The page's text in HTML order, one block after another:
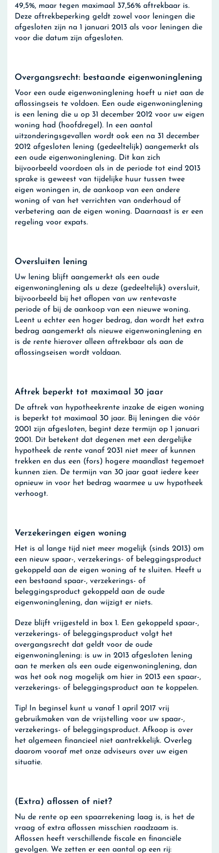
49,5%, maar tegen maximaal 37,56% aftrekbaar is.
Deze aftrekbeperking geldt zowel voor leningen die
afgesloten zijn na 1 januari 2013 als voor leningen die
voor die datum zijn afgesloten.
Overgangsrecht: bestaande eigenwoninglening
Voor een oude eigenwoninglening hoeft u niet aan de
aflossingseis te voldoen. Een oude eigenwoninglening
is een lening die u op 31 december 2012 voor uw eigen
woning had (hoofdregel). In een aantal
uitzonderingsgevallen wordt ook een na 31 december
2012 afgesloten lening (gedeeltelijk) aangemerkt als
een oude eigenwoninglening. Dit kan zich
bijvoorbeeld voordoen als in de periode tot eind 2013
sprake is geweest van tijdelijke huur tussen twee
eigen woningen in, de aankoop van een andere
woning of van het verrichten van onderhoud of
verbetering aan de eigen woning. Daarnaast is er een
regeling voor expats.
Oversluiten lening
Uw lening blijft aangemerkt als een oude
eigenwoninglening als u deze (gedeeltelijk) oversluit,
bijvoorbeeld bij het aflopen van uw rentevaste
periode of bij de aankoop van een nieuwe woning.
Leent u echter een hoger bedrag, dan wordt het extra
bedrag aangemerkt als nieuwe eigenwoninglening en
is de rente hierover alleen aftrekbaar als aan de
aflossingseisen wordt voldaan.
Aftrek beperkt tot maximaal 30 jaar
De aftrek van hypotheekrente inzake de eigen woning
is beperkt tot maximaal 30 jaar. Bij leningen die vóór
2001 zijn afgesloten, begint deze termijn op 1 januari
2001. Dit betekent dat degenen met een dergelijke
hypotheek de rente vanaf 2031 niet meer af kunnen
trekken en dus een (fors) hogere maandlast tegemoet
kunnen zien. De termijn van 30 jaar gaat iedere keer
opnieuw in voor het bedrag waarmee u uw hypotheek
verhoogt.
Verzekeringen eigen woning
Het is al lange tijd niet meer mogelijk (sinds 2013) om
een nieuw spaar-, verzekerings- of beleggingsproduct
gekoppeld aan de eigen woning af te sluiten. Heeft u
een bestaand spaar-, verzekerings- of
beleggingsproduct gekoppeld aan de oude
eigenwoninglening, dan wijzigt er niets.
Deze blijft vrijgesteld in box 1. Een gekoppeld spaar-,
verzekerings- of beleggingsproduct volgt het
overgangsrecht dat geldt voor de oude
eigenwoninglening: is uw in 2013 afgesloten lening
aan te merken als een oude eigenwoninglening, dan
was het ook nog mogelijk om hier in 2013 een spaar-,
verzekerings- of beleggingsproduct aan te koppelen.
Tip!
In beginsel kunt u vanaf 1 april 2017 vrij
gebruikmaken van de vrijstelling voor uw spaar-,
verzekerings- of beleggingsproduct. Afkoop is over
het algemeen financieel niet aantrekkelijk. Overleg
daarom vooraf met onze adviseurs over uw eigen
situatie.
(Extra) aflossen of niet?
Nu de rente op een spaarrekening laag is, is het de
vraag of extra aflossen misschien raadzaam is.
Aflossen heeft verschillende fiscale en financiële
gevolgen. We zetten er een aantal op een rij: